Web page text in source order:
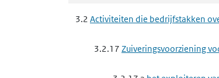
3.3.10 b het verwijderen
Nutssector en industrie
3.2 Activiteiten die bedrijfstakken
3.2.17 Zuiveringsvoorziening